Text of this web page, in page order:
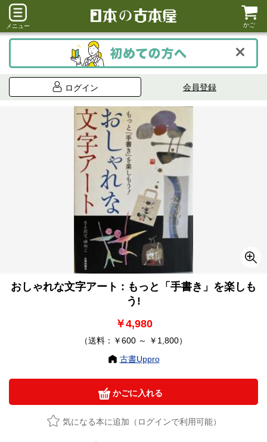
メニュー かご
ログイン 会員登録
おしゃれな文字アート : もっと「手書き」を楽しも
う!
￥4,980
（送料：￥600 ～ ￥1,800）
古書Uppro
かごに入れる
気になる本に追加（ログインで利用可能）